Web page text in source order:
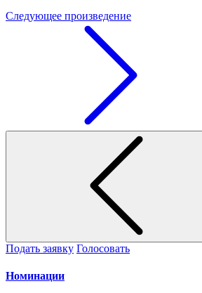
Следующее произведение
Подать заявку Голосовать
Номинации